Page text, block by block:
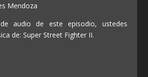
Mendoza
audio de este episodio, ustedes
de: Super Street Fighter II.